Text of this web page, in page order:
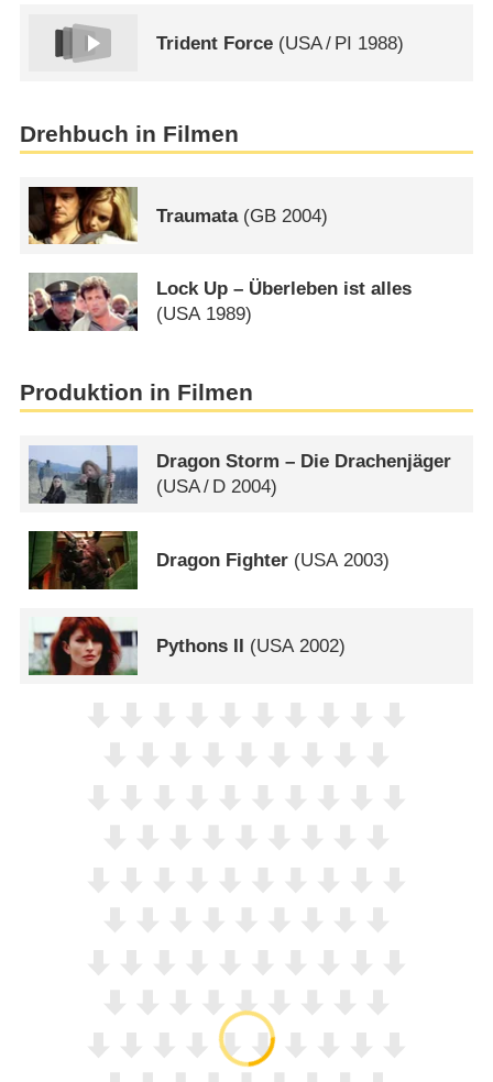
Trident Force (USA/ PI 1988)
Drehbuch in Filmen
Traumata(GB 2004)
Lock Up – Überleben ist alles
(USA1989)
Produktion in Filmen
Dragon Storm – Die Drachenjäger
(USA/ D 2004)
Dragon Fighter (USA2003)
Pythons II (USA2002)